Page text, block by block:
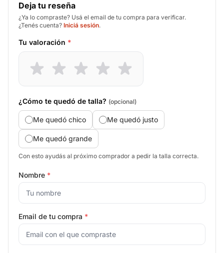
Deja tu reseña
¿Ya lo compraste? Usá el email de tu compra para verificar.
¿Tenés cuenta? Iniciá sesión.
Tu valoración *
¿Cómo te quedó de talla? (opcional)
Me quedó chico Me quedó justo
Me quedó grande
Con esto ayudás al próximo comprador a pedir la talla correcta.
Nombre *
Email de tu compra *